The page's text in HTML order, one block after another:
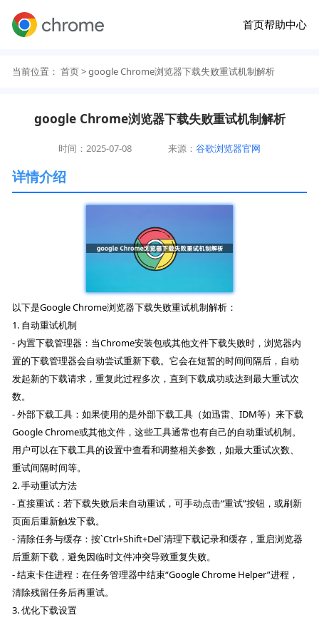
首页帮助中心
当前位置： 首页> google Chrome浏览器下载失败重试机制解析
google Chrome浏览器下载失败重试机制解析
时间：2025-07-08 来源：谷歌浏览器官网
详情介绍
以下是Google Chrome浏览器下载失败重试机制解析：
1. 自动重试机制
- 内置下载管理器：当Chrome安装包或其他文件下载失败时，浏览器内
置的下载管理器会自动尝试重新下载。它会在短暂的时间间隔后，自动
发起新的下载请求，重复此过程多次，直到下载成功或达到最大重试次
数。
- 外部下载工具：如果使用的是外部下载工具（如迅雷、IDM等）来下载
Google Chrome或其他文件，这些工具通常也有自己的自动重试机制。
用户可以在下载工具的设置中查看和调整相关参数，如最大重试次数、
重试间隔时间等。
2. 手动重试方法
- 直接重试：若下载失败后未自动重试，可手动点击“重试”按钮，或刷新
页面后重新触发下载。
- 清除任务与缓存：按`Ctrl+Shift+Del`清理下载记录和缓存，重启浏览器
后重新下载，避免因临时文件冲突导致重复失败。
- 结束卡住进程：在任务管理器中结束“Google Chrome Helper”进程，
清除残留任务后再重试。
3. 优化下载设置